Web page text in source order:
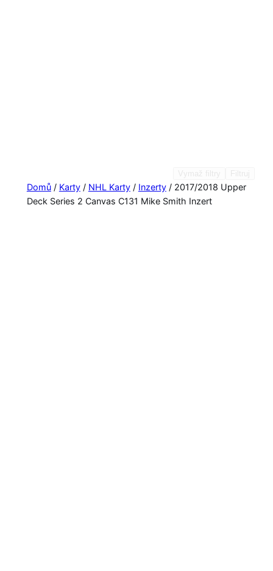
Domů/ Karty/ NHL Karty/ Inzerty/ 2017/2018 Upper
Deck Series 2 Canvas C131 Mike Smith Inzert